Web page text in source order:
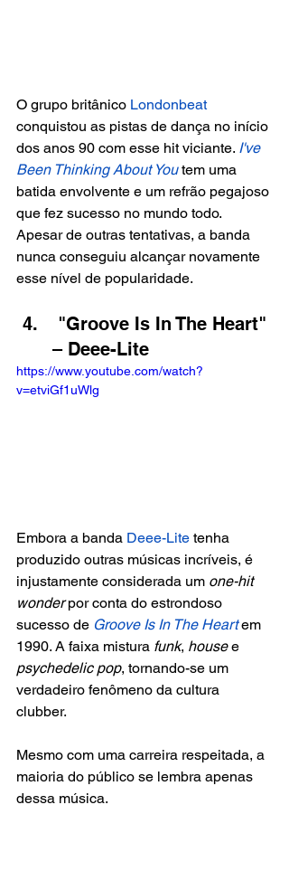
O grupo britânico Londonbeat
conquistou as pistas de dança no início
dos anos 90 com esse hit viciante. I've
Been Thinking About You tem uma
batida envolvente e um refrão pegajoso
que fez sucesso no mundo todo.
Apesar de outras tentativas, a banda
nunca conseguiu alcançar novamente
esse nível de popularidade.
– Deee-Lite
https://www.youtube.com/watch?
v=etviGf1uWlg
Embora a banda Deee-Lite tenha
produzido outras músicas incríveis, é
injustamente considerada um one-hit
wonder por conta do estrondoso
sucesso de Groove Is In The Heart em
1990. A faixa mistura funk, house e
psychedelic pop, tornando-se um
verdadeiro fenômeno da cultura
clubber.
Mesmo com uma carreira respeitada, a
maioria do público se lembra apenas
dessa música.